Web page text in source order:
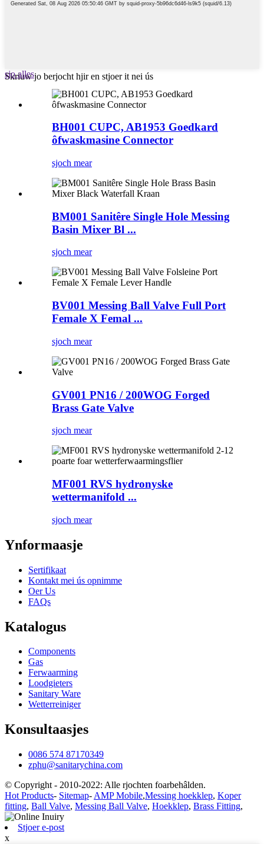
Skriuw jo berjocht hjir en stjoer it nei ús
sjo alles
BH001 CUPC, AB1953 Goedkard
ôfwaskmasine Connector
sjoch mear
BM001 Sanitêre Single Hole Messing
Basin Mixer Bl ...
sjoch mear
BV001 Messing Ball Valve Full Port
Female X Femal ...
sjoch mear
GV001 PN16 / 200WOG Forged
Brass Gate Valve
sjoch mear
MF001 RVS hydronyske
wettermanifold ...
sjoch mear
Ynformaasje
Sertifikaat
Kontakt mei ús opnimme
Oer Us
FAQs
Katalogus
Components
Gas
Ferwaarming
Loodgieters
Sanitary Ware
Wetterreiniger
Konsultaasjes
0086 574 87170349
zphu@sanitarychina.com
© Copyright - 2010-2022: Alle rjochten foarbehâlden.
Hot Products- Sitemap- AMP Mobile,Messing hoekklep, Koper
fitting, Ball Valve, Messing Ball Valve, Hoekklep, Brass Fitting,
Stjoer e-post
x